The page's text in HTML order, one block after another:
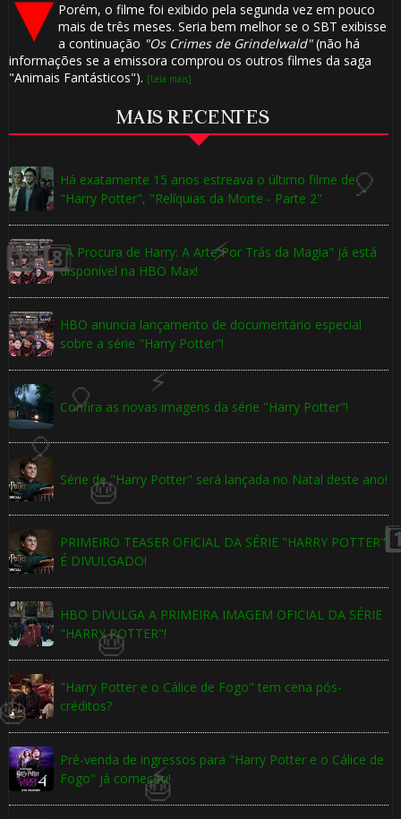
Porém, o filme foi exibido pela segunda vez em pouco
mais de três meses. Seria bem melhor se o SBT exibisse
a continuação "Os Crimes de Grindelwald"(não há
informações se a emissora comprou os outros filmes da saga
"Animais Fantásticos"). [Leia mais]
MAIS RECENTES
Há exatamente 15 anos estreava o último filme de
"Harry Potter", "Relíquias da Morte - Parte 2"
"À Procura de Harry: A Arte Por Trás da Magia" já está
disponível na HBO Max!
HBO anuncia lançamento de documentário especial
sobre a série "Harry Potter"!
Confira as novas imagens da série "Harry Potter"!
Série de "Harry Potter" será lançada no Natal deste ano!
PRIMEIRO TEASER OFICIAL DA SÉRIE "HARRY POTTER"
É DIVULGADO!
HBO DIVULGA A PRIMEIRA IMAGEM OFICIAL DA SÉRIE
"HARRY POTTER"!
"Harry Potter e o Cálice de Fogo" tem cena pós-
créditos?
Pré-venda de ingressos para "Harry Potter e o Cálice de
Fogo" já começou!
⚡
⚡
⚡
🎂
🎂
🎈